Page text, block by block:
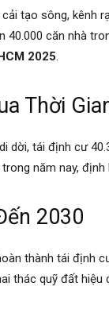
tạo sông, kênh
40.000 căn nhà
2025.
Thời
dời, tái định cư
năm nay,
2030
thành tái định
thác quỹ đất hiệu